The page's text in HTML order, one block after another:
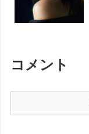
コメント